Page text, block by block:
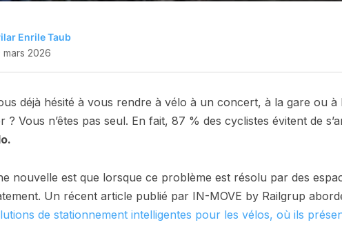
Enrile Taub
mars 2026
déjà hésité à vous rendre à vélo à un concert, à la gare ou
? Vous n’êtes pas seul. En fait, 87 % des cyclistes évitent de
nouvelle est que lorsque ce problème est résolu par des
Un récent article publié par IN-MOVE by Railgrup
de stationnement intelligentes pour les vélos, où ils